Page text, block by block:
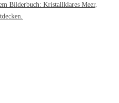
Bilderbuch: Kristallklares Meer,